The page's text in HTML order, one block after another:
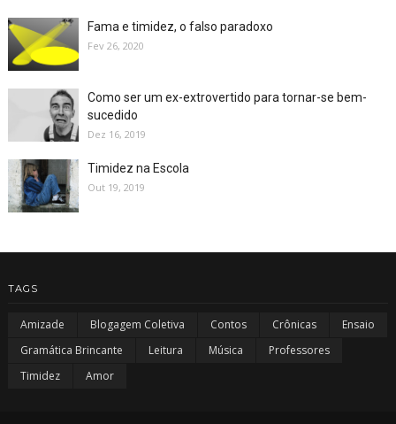
Fama e timidez, o falso paradoxo
Fev 26, 2020
Como ser um ex-extrovertido para tornar-se bem-
sucedido
Dez 16, 2019
Timidez na Escola
Out 19, 2019
TAGS
Amizade Blogagem Coletiva Contos Crônicas
Ensaio
Gramática Brincante
Leitura Música
Professores
Timidez
Amor